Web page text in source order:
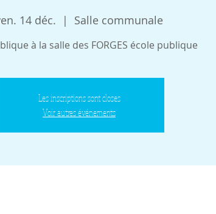
14 déc.
  |
Salle communale
à la salle des FORGES école publique
Les inscriptions sont closes
Voir autres événements